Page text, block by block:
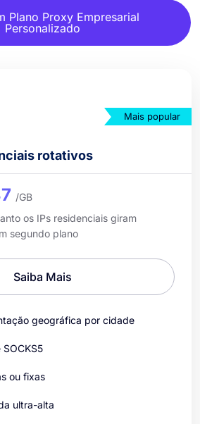
Plano Proxy Empresarial
Personalizado
Mais popular
rotativos
/GB
os IPs residenciais giram
segundo plano
Saiba Mais
geográfica por cidade
ou fixas
ultra-alta